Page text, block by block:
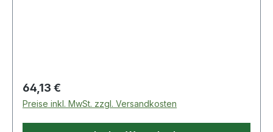
Gläser glänzen wieder. Der enthaltene
Glasschutz schützt Gläser vor Korrosion und
verhindert die Eintrübung der Gläser bei
häufigem Spülen. Die Tabs sind einzeln verpackt
Regulärer Preis:
64,13 €
Preise inkl. MwSt. zzgl. Versandkosten